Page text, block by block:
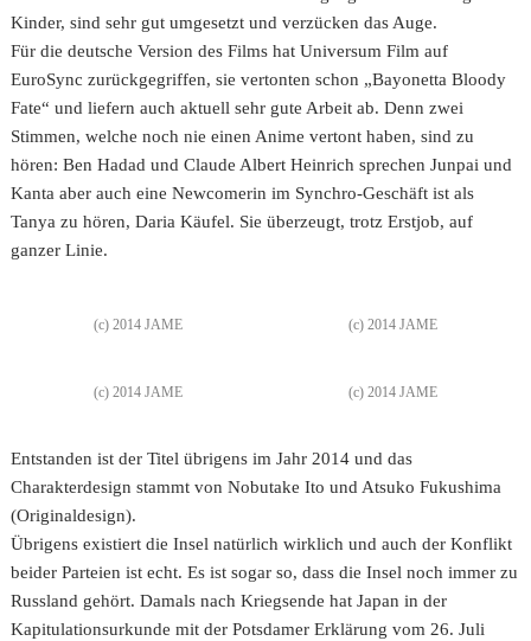
Kinder, sind sehr gut umgesetzt und verzücken das Auge.
Für die deutsche Version des Films hat Universum Film auf
EuroSync zurückgegriffen, sie vertonten schon „Bayonetta Bloody
Fate“ und liefern auch aktuell sehr gute Arbeit ab. Denn zwei
Stimmen, welche noch nie einen Anime vertont haben, sind zu
hören: Ben Hadad und Claude Albert Heinrich sprechen Junpai und
Kanta aber auch eine Newcomerin im Synchro-Geschäft ist als
Tanya zu hören, Daria Käufel. Sie überzeugt, trotz Erstjob, auf
ganzer Linie.
(c) 2014 JAME (c) 2014 JAME
(c) 2014 JAME (c) 2014 JAME
Entstanden ist der Titel übrigens im Jahr 2014 und das
Charakterdesign stammt von Nobutake Ito und Atsuko Fukushima
(Originaldesign).
Übrigens existiert die Insel natürlich wirklich und auch der Konflikt
beider Parteien ist echt. Es ist sogar so, dass die Insel noch immer zu
Russland gehört. Damals nach Kriegsende hat Japan in der
Kapitulationsurkunde mit der Potsdamer Erklärung vom 26. Juli